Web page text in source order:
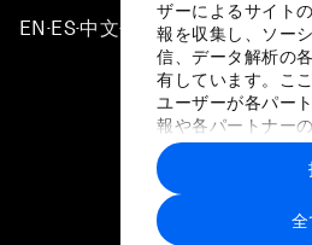
ザーによるサイト
報を収集し、ソー
信、データ解析の
有しています。こ
ユーザーが各パー
報や各パートナー
に収集された情報
トナーによって使
す。
全
EN ▪ES▪中文▪ 日本語
プライバシーポリシ
サイトマ